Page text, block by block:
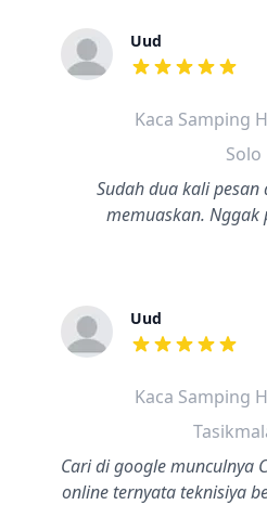
Uud
dari ulasan
Kaca Samping
Solo
Sudah dua kali pesan
memuaskan. Nggak
Uud
dari ulasan
Kaca Samping
Cari di google munculnya
online ternyata teknisiya